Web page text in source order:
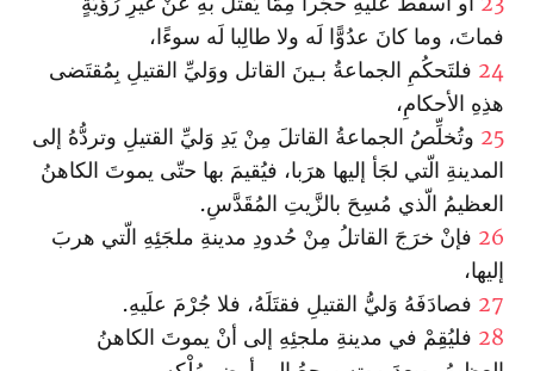
فماتَ، وما كانَ عدُوًّا لَه ولا طالِبا لَه سوءًا،
24 فلتَحكُمِ الجماعةُ بـينَ القاتل ووَليِّ القتيلِ بِمُقتَضى
هذِهِ الأحكامِ،
25 وتُخلِّصُ الجماعةُ القاتلَ مِنْ يَدِ وَليِّ القتيلِ وتردُّهُ إلى
المدينةِ الّتي لجَأ إليها هرَبا، فيُقيمَ بها حتّى يموتَ الكاهنُ
العظيمُ الّذي مُسِحَ بالزَّيتِ المُقَدَّسِ.
26 فإنْ خرَجَ القاتلُ مِنْ حُدودِ مدينةِ ملجَئِهِ الّتي هربَ
إليها،
27 فصادَفَهُ وَليُّ القتيلِ فقتَلَهُ، فلا جُرْمَ علَيهِ.
28 فليُقِمْ في مدينةِ ملجئِهِ إلى أنْ يموتَ الكاهنُ